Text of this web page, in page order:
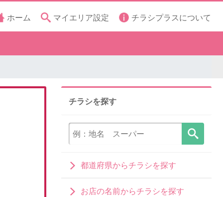
ホーム マイエリア設定 チラシプラスについて
チラシを探す
都道府県からチラシを探す
お店の名前からチラシを探す